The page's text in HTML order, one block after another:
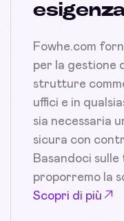
Fowhe.com
per la gestione
strutture
uffici e in
sia necessaria
sicura con
Basandoci
proporremo la
Scopri di più